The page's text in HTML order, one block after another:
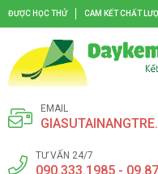
ĐƯỢC HỌC THỬ CAM KẾT CHẤT
EMAIL
TƯ VẤN 24/7
090.333.1985 -